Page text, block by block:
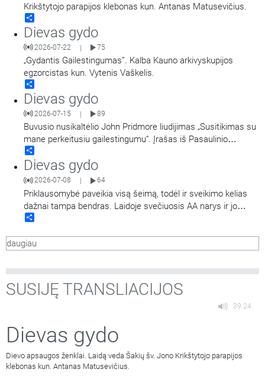
Krikštytojo parapijos klebonas kun. Antanas Matusevičius.
Dievas gydo
2026-07-22 | 75
„Gydantis Gailestingumas”. Kalba Kauno arkivyskupijos
egzorcistas kun. Vytenis Vaškelis.
Dievas gydo
2026-07-15 | 89
Buvusio nusikaltėlio John Pridmore liudijimas „Susitikimas su
mane perkeitusiu gailestingumu“. Įrašas iš Pasaulinio
Apaštalinio Gailestingumo kongreso.
Dievas gydo
2026-07-08 64
Priklausomybė paveikia visą šeimą, todėl ir sveikimo kelias
dažnai tampa bendras. Laidoje svečiuosis AA narys ir jo
žmona, Al-Anon narė, kurie dalysis savo patirtimi, kaip keitėsi
vienas žmogus, o visa šeima.
daugiau
SUSIJĘ TRANSLIACIJOS
39:24
Dievas gydo
Dievo apsaugos ženklai. Laidą veda Šakių šv. Jono Krikštytojo parapijos
klebonas kun. Antanas Matusevičius.